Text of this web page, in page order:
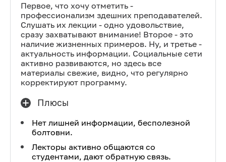
Первое, что хочу отметить -
профессионализм здешних преподавателей.
Слушать их лекции - одно удовольствие,
сразу захватывают внимание! Второе - это
наличие жизненных примеров. Ну, и третье -
актуальность информации. Социальные сети
активно развиваются, но здесь все
материалы свежие, видно, что регулярно
корректируют программу.
Плюсы
Нет лишней информации, бесполезной
болтовни.
Лекторы активно общаются со
студентами, дают обратную связь.